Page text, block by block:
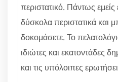
περιστατικό. Πάντως
δύσκολα περιστατικά και
δοκομάσετε. Το
ιδιώτες και εκατοντάδες
και τις υπόλοιπες